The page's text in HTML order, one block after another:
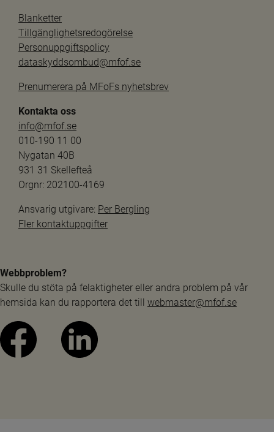
Blanketter
Tillgänglighetsredogörelse
Personuppgiftspolicy
dataskyddsombud@mfof.se
Prenumerera på MFoFs nyhetsbrev
Kontakta oss
info@mfof.se
010-190 11 00
Nygatan 40B
931 31 Skellefteå
Orgnr: 202100-4169
Ansvarig utgivare: Per Bergling
Fler kontaktuppgifter
Webbproblem?
Skulle du stöta på felaktigheter eller andra problem på vår
hemsida kan du rapportera det till webmaster@mfof.se